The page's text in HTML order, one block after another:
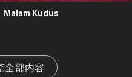
Malam Kudus
全部内容